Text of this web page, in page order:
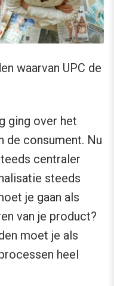
waarvan UPC de
ging over het
de consument. Nu
centraler
steeds
je gaan als
van je product?
moet je als
heel